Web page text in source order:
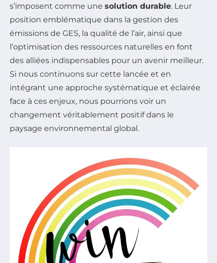
s’imposent comme une solution durable. Leur
position emblématique dans la gestion des
émissions de GES, la qualité de l’air, ainsi que
l’optimisation des ressources naturelles en font
des alliées indispensables pour un avenir meilleur.
Si nous continuons sur cette lancée et en
intégrant une approche systématique et éclairée
face à ces enjeux, nous pourrions voir un
changement véritablement positif dans le
paysage environnemental global.